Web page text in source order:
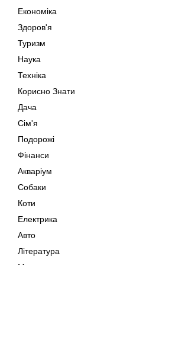
Економіка
Здоров'я
Туризм
Наука
Техніка
Корисно Знати
Дача
Сім'я
Подорожі
Фінанси
Акваріум
Собаки
Коти
Електрика
Авто
Література
Музика